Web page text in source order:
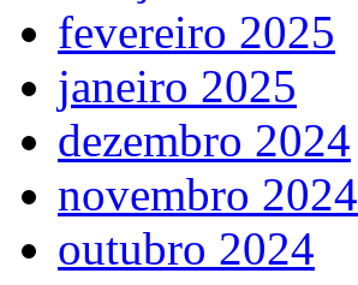
fevereiro 2025
janeiro 2025
dezembro 2024
novembro 2024
outubro 2024